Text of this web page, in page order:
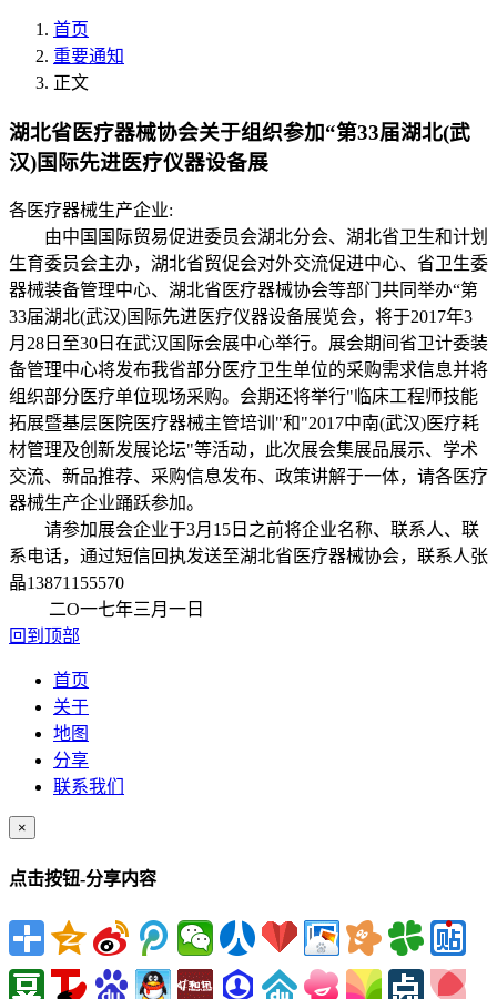
首页
重要通知
正文
湖北省医疗器械协会关于组织参加“第33届湖北(武
汉)国际先进医疗仪器设备展
各医疗器械生产企业:
由中国国际贸易促进委员会湖北分会、湖北省卫生和计划
生育委员会主办，湖北省贸促会对外交流促进中心、省卫生委
器械装备管理中心、湖北省医疗器械协会等部门共同举办“第
33届湖北(武汉)国际先进医疗仪器设备展览会，将于2017年3
月28日至30日在武汉国际会展中心举行。展会期间省卫计委装
备管理中心将发布我省部分医疗卫生单位的采购需求信息并将
组织部分医疗单位现场采购。会期还将举行"临床工程师技能
拓展暨基层医院医疗器械主管培训"和"2017中南(武汉)医疗耗
材管理及创新发展论坛"等活动，此次展会集展品展示、学术
交流、新品推荐、采购信息发布、政策讲解于一体，请各医疗
器械生产企业踊跃参加。
请参加展会企业于3月15日之前将企业名称、联系人、联
系电话，通过短信回执发送至湖北省医疗器械协会，联系人张
晶13871155570
二O一七年三月一日
回到顶部
首页
关于
地图
分享
联系我们
×
点击按钮-分享内容